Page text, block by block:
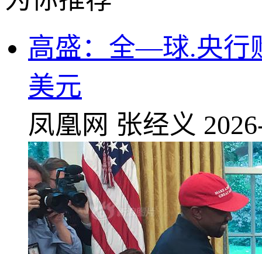
高盛：全—球.央行
美元
凤凰网 张经义